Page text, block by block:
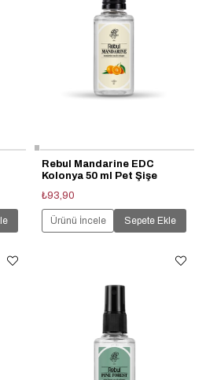
Rebul Mandarine EDC
Kolonya 50 ml Pet Şişe
₺93,90
Ürünü İncele Sepete Ekle